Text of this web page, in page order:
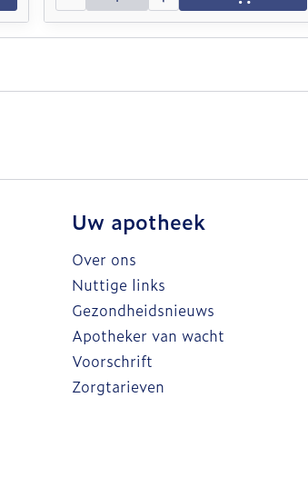
Uw apotheek
Over ons
Nuttige links
Gezondheidsnieuws
Apotheker van wacht
Voorschrift
Zorgtarieven